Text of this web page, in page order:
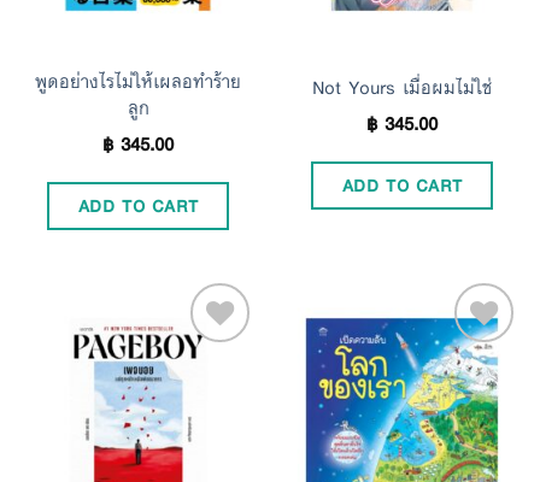
พูดอย่างไรไม่ให้เผลอทำร้าย
ลูก
฿345.00
ADD TO CART
Not Yours เมื่อผมไม่ใช่
฿345.00
ADD TO CART
Add to
Wishlist